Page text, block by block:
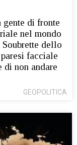
di fronte
nel mondo
dello
facciale
di non andare
GEOPOLITICA